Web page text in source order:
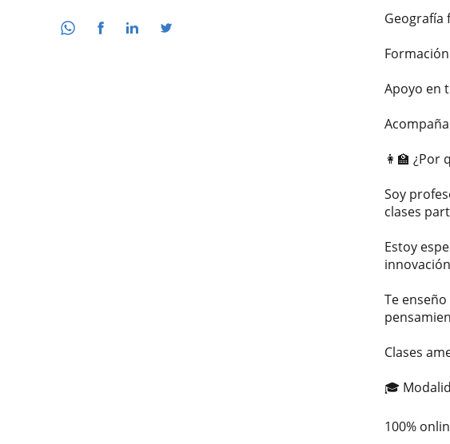
Geografía
Apoyo en
👩‍🏫 ¿Por
Soy
clases
Estoy
Te
Clases
🎓
100%